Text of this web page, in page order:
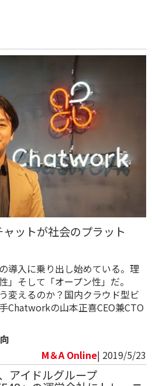
ットが社会のプラット
導入に乗り出し始めている。理
」そして「オープン性」だ。
変えるのか？国内クラウド型ビ
Chatworkの山本正喜CEO兼CTO
M＆A Online| 2019/5/23
アイドルグループ